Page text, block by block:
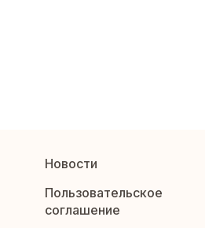
Новости
Пользовательское
соглашение